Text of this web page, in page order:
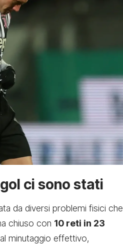
ci sono stati
da diversi problemi fisici che
chiuso con 10 reti in 23
minutaggio effettivo,